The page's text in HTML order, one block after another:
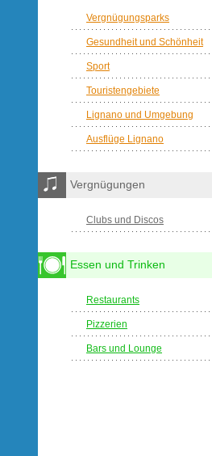
Vergnügungsparks
Gesundheit und Schönheit
Sport
Touristengebiete
Lignano und Umgebung
Ausflüge Lignano
Vergnügungen
Clubs und Discos
Essen und Trinken
Restaurants
Pizzerien
Bars und Lounge